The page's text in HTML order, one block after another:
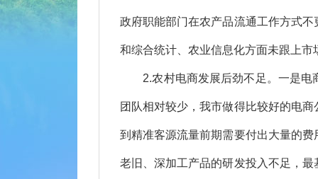
政府职能部门在农产品流通工作方式
和综合统计、农业信息化方面未跟上市
2.农村电商发展后劲不足。一是电
团队相对较少，我市做得比较好的电
到精准客源流量前期需要付出大量的
老旧、深加工产品的研发投入不足，